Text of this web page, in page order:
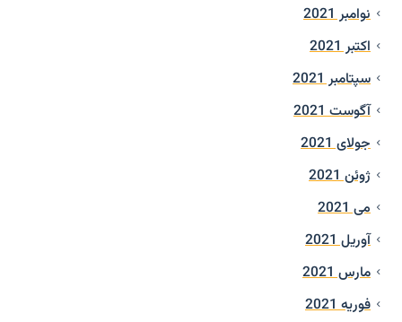
نوامبر 2021
اکتبر 2021
سپتامبر 2021
آگوست 2021
جولای 2021
ژوئن 2021
می 2021
آوریل 2021
مارس 2021
فوریه 2021